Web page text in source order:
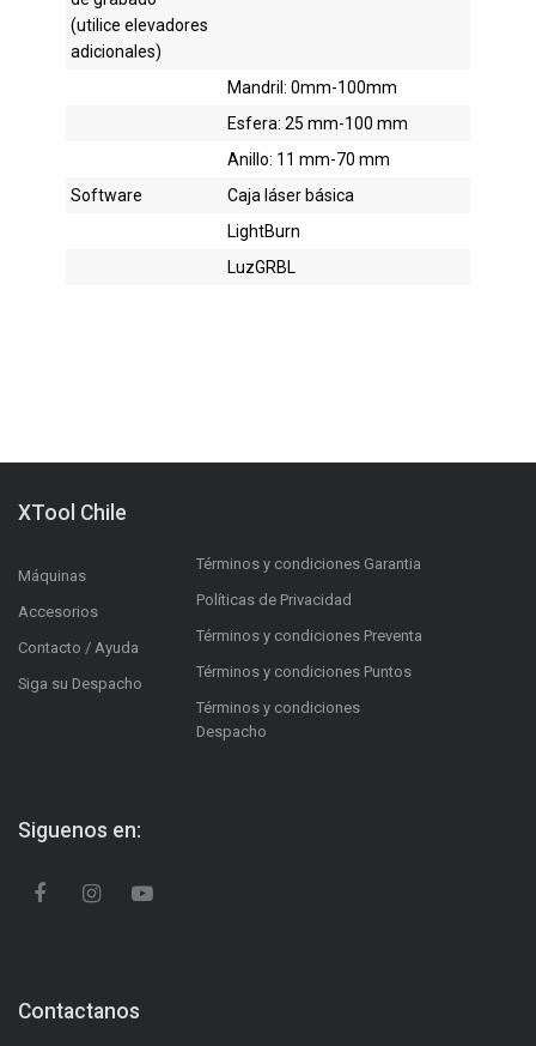
(utilice elevadores
adicionales)
Mandril: 0mm-100mm
Esfera: 25 mm-100 mm
Anillo: 11 mm-70 mm
Software
Caja láser básica
LightBurn
LuzGRBL
XTool Chile
Máquinas
Accesorios
Contacto / Ayuda
Siga su Despacho
Términos y condiciones Garantia
Políticas de Privacidad
Términos y condiciones Preventa
Términos y condiciones Puntos
Términos y condiciones
Despacho
Siguenos en:
Contactanos